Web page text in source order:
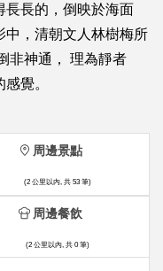
長長的，倒映於海面
中，清朝文人林樹梅所
非神通， 理為靜者
覺。
周邊景點
(2 公里以內, 共 53 筆)
周邊餐飲
(2 公里以內, 共 0 筆)